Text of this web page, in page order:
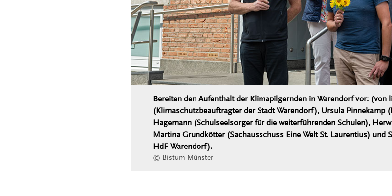
Bereiten den Aufenthalt der Klimapilgernden in Warendorf vor: (von
(Klimaschutzbeauftragter der Stadt Warendorf), Ursula Pinnekamp
Hagemann (Schulseelsorger für die weiterführenden Schulen),
Martina Grundkötter (Sachausschuss Eine Welt St. Laurentius) und
HdF Warendorf).
© Bistum Münster